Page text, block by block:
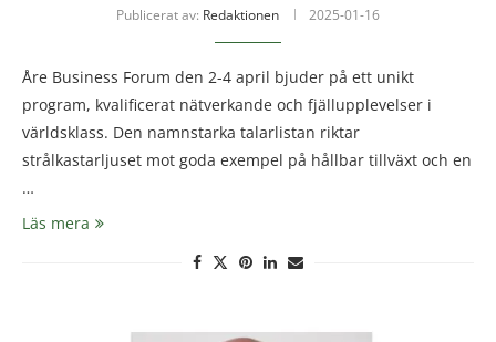
Publicerat av: Redaktionen 2025-01-16
Åre Business Forum den 2-4 april bjuder på ett unikt
program, kvalificerat nätverkande och fjällupplevelser i
världsklass. Den namnstarka talarlistan riktar
strålkastarljuset mot goda exempel på hållbar tillväxt och en
…
Läs mera